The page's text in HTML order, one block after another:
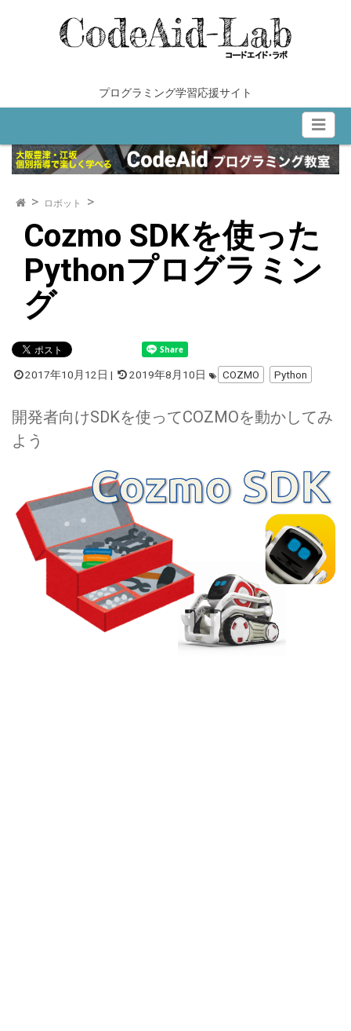
プログラミング学習応援サイト
ロボット
Cozmo SDKを使った
Pythonプログラミン
グ
2017年10月12日 | 2019年8月10日 COZMO Python
開発者向けSDKを使ってCOZMOを動かしてみ
よう